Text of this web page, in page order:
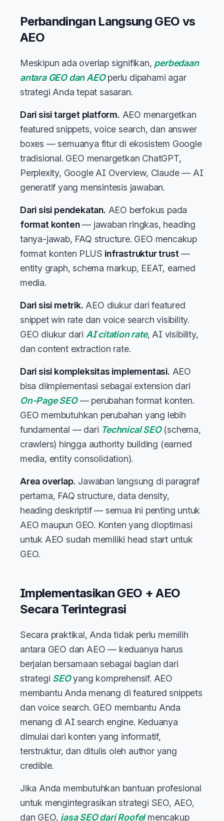
Perbandingan Langsung GEO vs
AEO
Meskipun ada overlap signifikan, perbedaan
antara GEO dan AEOperlu dipahami agar
strategi Anda tepat sasaran.
Dari sisi target platform. AEO menargetkan
featured snippets, voice search, dan answer
boxes — semuanya fitur di ekosistem Google
tradisional. GEO menargetkan ChatGPT,
Perplexity, Google AI Overview, Claude — AI
generatif yang mensintesis jawaban.
Dari sisi pendekatan. AEO berfokus pada
format konten— jawaban ringkas, heading
tanya-jawab, FAQ structure. GEO mencakup
format konten PLUS infrastruktur trust—
entity graph, schema markup, EEAT, earned
media.
Dari sisi metrik. AEO diukur dari featured
snippet win rate dan voice search visibility.
GEO diukur dari AI citation rate, AI visibility,
dan content extraction rate.
Dari sisi kompleksitas implementasi. AEO
bisa diimplementasi sebagai extension dari
On-Page SEO— perubahan format konten.
GEO membutuhkan perubahan yang lebih
fundamental — dari Technical SEO(schema,
crawlers) hingga authority building (earned
media, entity consolidation).
Area overlap. Jawaban langsung di paragraf
pertama, FAQ structure, data density,
heading deskriptif — semua ini penting untuk
AEO maupun GEO. Konten yang dioptimasi
untuk AEO sudah memiliki head start untuk
GEO.
Implementasikan GEO + AEO
Secara Terintegrasi
Secara praktikal, Anda tidak perlu memilih
antara GEO dan AEO — keduanya harus
berjalan bersamaan sebagai bagian dari
strategi SEOyang komprehensif. AEO
membantu Anda menang di featured snippets
dan voice search. GEO membantu Anda
menang di AI search engine. Keduanya
dimulai dari konten yang informatif,
terstruktur, dan ditulis oleh author yang
credible.
Jika Anda membutuhkan bantuan profesional
untuk mengintegrasikan strategi SEO, AEO,
dan GEO, jasa SEO dari Roofelmencakup